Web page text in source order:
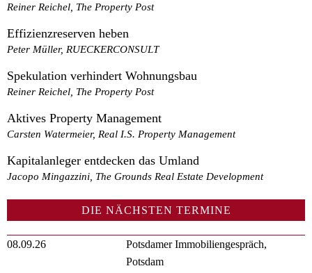
Reiner Reichel, The Property Post
Effizienzreserven heben
Peter Müller, RUECKERCONSULT
Spekulation verhindert Wohnungsbau
Reiner Reichel, The Property Post
Aktives Property Management
Carsten Watermeier, Real I.S. Property Management
Kapitalanleger entdecken das Umland
Jacopo Mingazzini, The Grounds Real Estate Development
DIE NÄCHSTEN TERMINE
08.09.26
Potsdamer Immobiliengespräch,
Potsdam